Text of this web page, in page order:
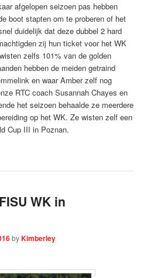
afgelopen seizoen pas hebben
boot stapten om te proberen of het
duidelijk dat deze dubbel 2 hard
zij hun ticket voor het WK
zelfs 101% van de golden
hebben de meiden getraind
en waar Amber zelf nog
RTC coach Susannah Chayes en
het seizoen behaalde ze meerdere
op het WK. Ze wisten zelf een
Cup III in Poznan.
WK in
byKimberley